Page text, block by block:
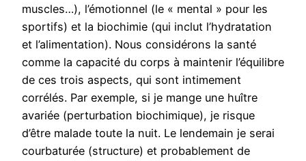
muscles…), l’émotionnel (le « mental » pour les
sportifs) et la biochimie (qui inclut l’hydratation
et l’alimentation). Nous considérons la santé
comme la capacité du corps à maintenir l’équilibre
de ces trois aspects, qui sont intimement
corrélés. Par exemple, si je mange une huître
avariée (perturbation biochimique), je risque
d’être malade toute la nuit. Le lendemain je serai
courbaturée (structure) et probablement de